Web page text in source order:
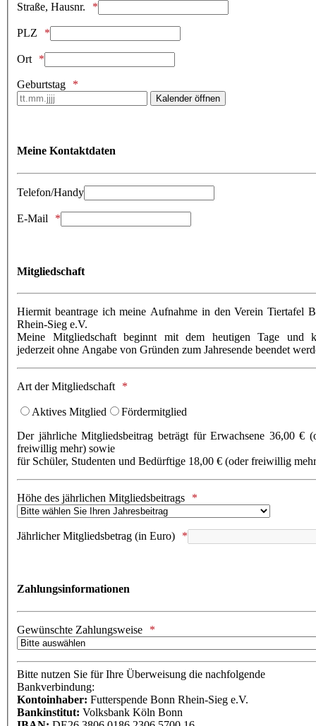
Straße, Hausnr.
PLZ
Ort
Geburtstag
Kalender öffnen
Meine Kontaktdaten
Telefon/Handy
E-Mail
Mitgliedschaft
Hiermit beantrage ich meine Aufnahme in den Verein Tiertafel
Rhein-Sieg e.V.
Meine Mitgliedschaft beginnt mit dem heutigen Tage und
jederzeit ohne Angabe von Gründen zum Jahresende beendet
Art der Mitgliedschaft
Aktives Mitglied
Fördermitglied
Der jährliche Mitgliedsbeitrag beträgt für Erwachsene 36,00 €
freiwillig mehr) sowie
für Schüler, Studenten und Bedürftige 18,00 € (oder freiwillig
Höhe des jährlichen Mitgliedsbeitrags
Jährlicher Mitgliedsbetrag (in Euro)
Zahlungsinformationen
Gewünschte Zahlungsweise
Bitte nutzen Sie für Ihre Überweisung die nachfolgende
Bankverbindung:
Kontoinhaber: Futterspende Bonn Rhein-Sieg e.V.
Bankinstitut: Volksbank Köln Bonn